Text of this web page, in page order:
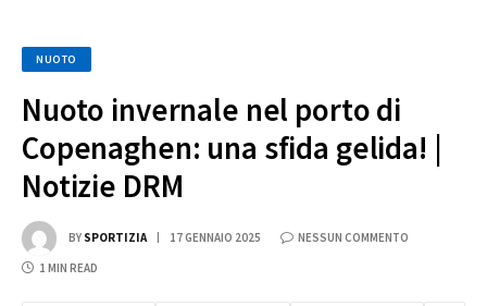
NUOTO
Nuoto invernale nel porto di
Copenaghen: una sfida gelida! |
Notizie DRM
BY SPORTIZIA 17 GENNAIO 2025 NESSUN COMMENTO
1 MIN READ